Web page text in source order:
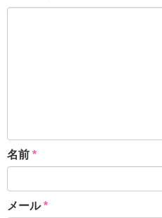
名前 *
メール*